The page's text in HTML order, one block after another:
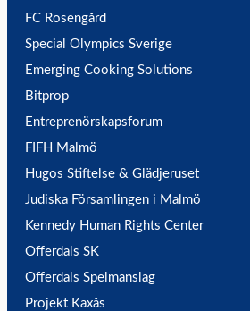
FC Rosengård
Special Olympics Sverige
Emerging Cooking Solutions
Bitprop
Entreprenörskapsforum
FIFH Malmö
Hugos Stiftelse & Glädjeruset
Judiska Församlingen i Malmö
Kennedy Human Rights Center
Offerdals SK
Offerdals Spelmanslag
Projekt Kaxås